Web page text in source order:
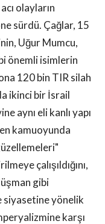
olayların
sürdü. Çağlar, 15
Uğur Mumcu,
önemli isimlerin
120 bin TIR silah
ikinci bir İsrail
aynı eli kanlı yapı
kamuoyunda
çalışıldığını,
gibi
yönelik
karşı